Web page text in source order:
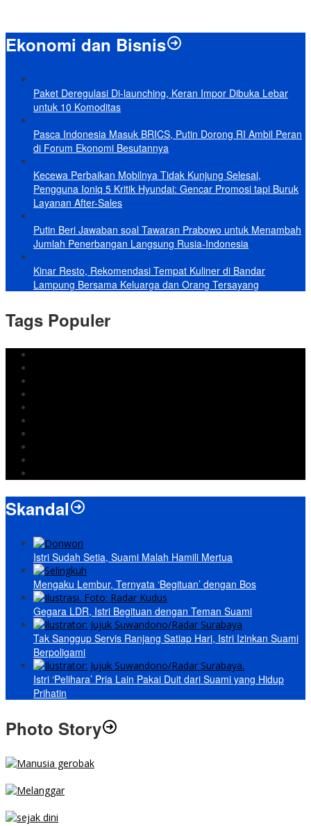
Ekonomi dan Bisnis
Paket Deregulasi Di-launching, Keran Impor Dibuka Lebar
untuk 10 Komoditas
Pasca Indonesia Masuk BRICS, Putin Dorong RI Ambil Peran
di Forum Ekonomi Besutannya
Kecewa Perbaikan Mobilnya Tidak Kunjung Selesai,
Pengguna Ioniq 5 Kritik Hyundai: Gencar Promosi tapi Buruk
Layanan After-Sales
Putin Beri Jawaban soal Tawaran Prabowo untuk Menambah
Jumlah Penerbangan Langsung Rusia-Indonesia
Kinar Resto, Rekomendasi Tempat Kuliner di Bandar
Lampung Bersama Keluarga dan Orang Tersayang
Tags Populer
Skandal
Istri Sudah Setia, Suami Malah Hamili Mertua
Mengaku Lembur, Ternyata ‘Begituan’ dengan Bos
Gegara LDR, Istri Begituan dengan Teman Suami
Tak Sanggup Servis Ranjang Satiap Hari, Istri Izinkan Suami
Berpoligami
Istri ‘Pelihara’ Pria Lain Pakai Duit dari Suami yang Hidup
Prihatin
Photo Story